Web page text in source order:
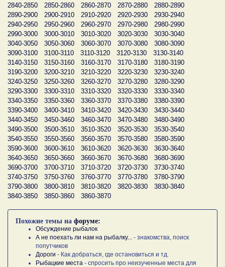
2840-2850
2850-2860 2860-2870 2870-2880
2880-2890
2890-2900
2900-2910 2910-2920 2920-2930
2930-2940
2940-2950
2950-2960 2960-2970 2970-2980
2980-2990
2990-3000
3000-3010 3010-3020 3020-3030
3030-3040
3040-3050
3050-3060 3060-3070 3070-3080
3080-3090
3090-3100
3100-3110 3110-3120 3120-3130
3130-3140
3140-3150
3150-3160 3160-3170 3170-3180
3180-3190
3190-3200
3200-3210 3210-3220 3220-3230
3230-3240
3240-3250
3250-3260 3260-3270 3270-3280
3280-3290
3290-3300
3300-3310 3310-3320 3320-3330
3330-3340
3340-3350
3350-3360 3360-3370 3370-3380
3380-3390
3390-3400
3400-3410 3410-3420 3420-3430
3430-3440
3440-3450
3450-3460 3460-3470 3470-3480
3480-3490
3490-3500
3500-3510 3510-3520 3520-3530
3530-3540
3540-3550
3550-3560 3560-3570 3570-3580
3580-3590
3590-3600
3600-3610 3610-3620 3620-3630
3630-3640
3640-3650
3650-3660 3660-3670 3670-3680
3680-3690
3690-3700
3700-3710 3710-3720 3720-3730
3730-3740
3740-3750
3750-3760 3760-3770 3770-3780
3780-3790
3790-3800
3800-3810 3810-3820 3820-3830
3830-3840
3840-3850
3850-3860 3860-3870
Похожие темы на форуме:
Обсуждение рыбалок
А не поехать ли нам на рыбалку...
- знакомства, поиск
попутчиков
Дороги - Как добраться, где остановиться и тд.
Рыбацкие места - спросить про неизученные места для